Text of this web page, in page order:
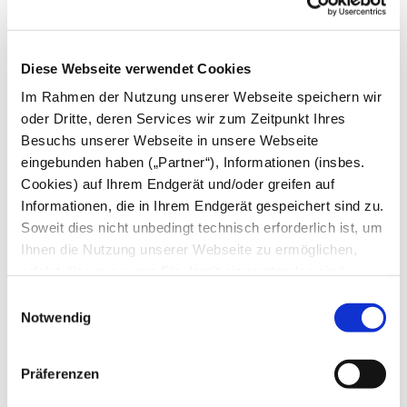
Diese Webseite verwendet Cookies
Im Rahmen der Nutzung unserer Webseite speichern wir
oder Dritte, deren Services wir zum Zeitpunkt Ihres
Besuchs unserer Webseite in unsere Webseite
eingebunden haben („Partner“), Informationen (insbes.
Cookies) auf Ihrem Endgerät und/oder greifen auf
Informationen, die in Ihrem Endgerät gespeichert sind zu.
Soweit dies nicht unbedingt technisch erforderlich ist, um
Ihnen die Nutzung unserer Webseite zu ermöglichen,
Erstellung von Statistiken über die Nutzung unserer
Webseite für uns, aber auch für die Partner zur eigenen
Nutzung. Details hierzu, insbesondere auch zu den
verarbeiteten Kategorien personenbezogener Daten und
Notwendig
Präferenzen
Mai
März
Februar
Januar
2024
Dezember
November
Oktober
September
August
Juli
Mai
März
Februar
2023